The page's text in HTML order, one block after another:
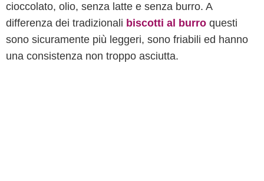
cioccolato, olio, senza latte e senza burro. A
differenza dei tradizionali biscotti al burro questi
sono sicuramente più leggeri, sono friabili ed hanno
una consistenza non troppo asciutta.